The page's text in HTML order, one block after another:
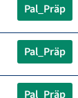
Pal_Präp
Pal_Präp
Pal_Präp